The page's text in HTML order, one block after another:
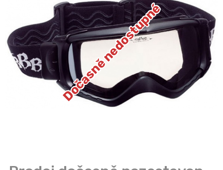
Dočasně nedostupné